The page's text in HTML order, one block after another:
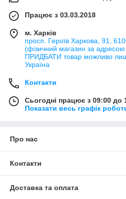
Працює з 03.03.2018
м. Харків
просп. Героїв Харкова, 91,
(фізичний магазин за
ПРИДБАТИ товар можливо
Україна
Контакти
Сьогодні працює з 09:00 до
Показати весь графік
Про нас
Контакти
Доставка та оплата